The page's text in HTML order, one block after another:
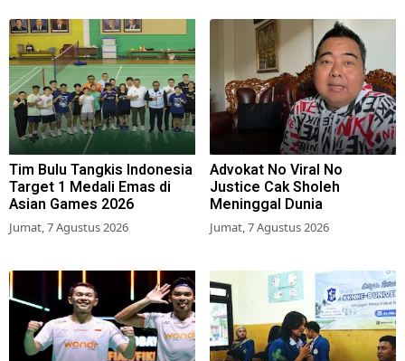
Tim Bulu Tangkis Indonesia
Target 1 Medali Emas di
Asian Games 2026
Jumat, 7 Agustus 2026
Advokat No Viral No
Justice Cak Sholeh
Meninggal Dunia
Jumat, 7 Agustus 2026